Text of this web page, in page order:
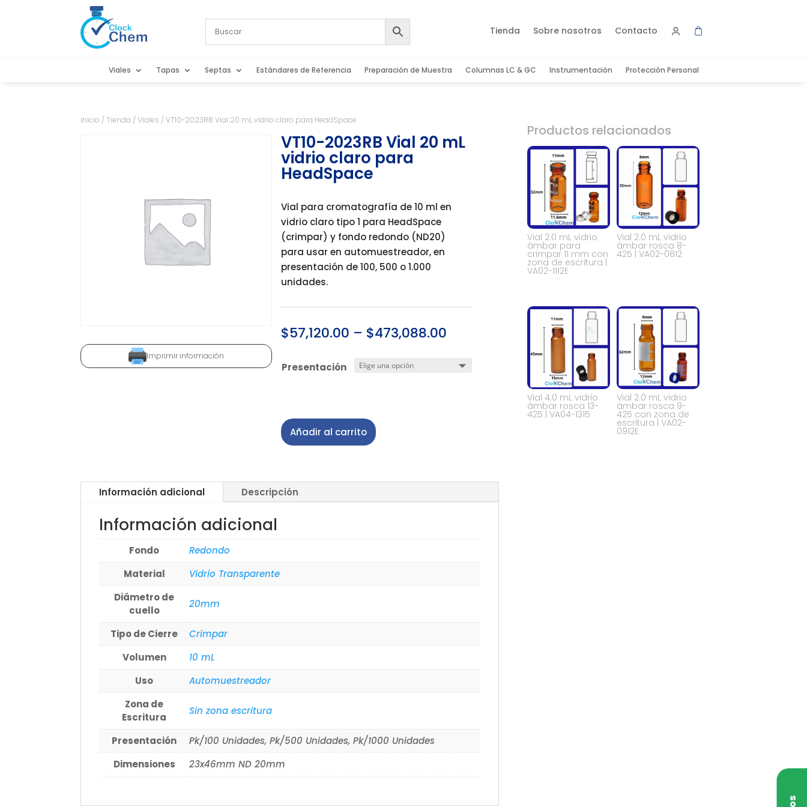
Tienda Sobre nosotros Contacto
Viales Tapas Septas Estándares de Referencia Preparación de Muestra Columnas LC & GC Instrumentación Protección Personal
Inicio / Tienda /Viales / VT10-2023RB Vial 20 mL vidrio claro para HeadSpace
Imprimir información
VT10-2023RB Vial 20 mL
vidrio claro para
HeadSpace
Vial para cromatografía de 10 ml en
vidrio claro tipo 1 para HeadSpace
(crimpar) y fondo redondo (ND20)
para usar en automuestreador, en
presentación de 100, 500 o 1.000
unidades.
$57,120.00 – $473,088.00
Presentación
Añadir al carrito
Información adicional Descripción
Información adicional
Fondo
Redondo
Material
Vidrio Transparente
Diámetro de
cuello
20mm
Tipo de Cierre
Crimpar
Volumen
10 mL
Uso
Automuestreador
Zona de
Escritura
Sin zona escritura
Presentación
Pk/100 Unidades, Pk/500 Unidades, Pk/1000 Unidades
Dimensiones
23x46mm ND 20mm
Productos relacionados
Vial 2.0 mL vidrio
ámbar para
crimpar 11 mm con
zona de escritura |
VA02-1112E
Vial 2.0 mL vidrio
ámbar rosca 8-
425 | VA02-0812
Vial 4.0 mL vidrio
ámbar rosca 13-
425 | VA04-1315
Vial 2.0 mL vidrio
ámbar rosca 9-
425 con zona de
escritura | VA02-
0912E